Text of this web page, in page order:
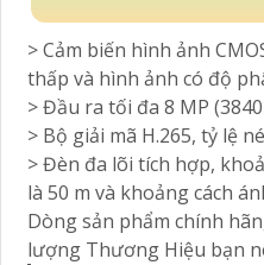
> Cảm biến hình ảnh
thấp và hình ảnh có độ
> Đầu ra tối đa 8 MP
> Bộ giải mã H.265, tỷ lệ
> Đèn đa lõi tích hợp,
là 50 m và khoảng cách
Dòng sản phẩm chính
lượng Thương Hiệu bạn